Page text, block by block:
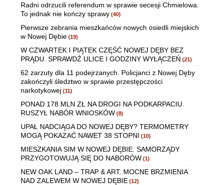
Radni odrzucili referendum w sprawie secesji Chmielowa.
To jednak nie kończy sprawy (40)
Pierwsze zebrania mieszkańców nowych osiedli miejskich
w Nowej Dębie (19)
W CZWARTEK I PIĄTEK CZĘŚĆ NOWEJ DĘBY BEZ
PRĄDU. SPRAWDŹ ULICE I GODZINY WYŁĄCZEŃ (21)
62 zarzuty dla 11 podejrzanych. Policjanci z Nowej Dęby
zakończyli śledztwo w sprawie przestępczości
narkotykowej (11)
PONAD 178 MLN ZŁ NA DROGI NA PODKARPACIU.
RUSZYŁ NABÓR WNIOSKÓW (8)
UPAŁ NADCIĄGA DO NOWEJ DĘBY? TERMOMETRY
MOGĄ POKAZAĆ NAWET 38 STOPNI (10)
MIESZKANIA SIM W NOWEJ DĘBIE. SAMORZĄDY
PRZYGOTOWUJĄ SIĘ DO NABORÓW (1)
NEW OAK LAND – TRAP & ART. MOCNE BRZMIENIA
NAD ZALEWEM W NOWEJ DĘBIE (12)